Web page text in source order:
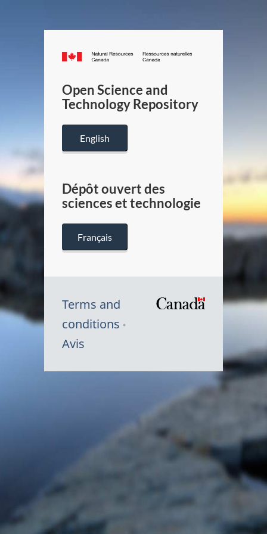
Canada.ca
/
Canada
Open Science and
Technology Repository
English
Dépôt ouvert des
sciences et technologie
Français
Terms and
conditions
Avis
du